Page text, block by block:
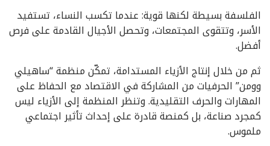
الفلسفة بسيطة لكنها قوية: عندما تكسب النساء، تستفيد
الأسر، وتتقوى المجتمعات، وتحصل الأجيال القادمة على فرص
أفضل.
ثم من خلال إنتاج الأزياء المستدامة، تمكّن منظمة “ساهيلي
وومن” الحرفيات من المشاركة في الاقتصاد مع الحفاظ على
المهارات والحرف التقليدية. وتنظر المنظمة إلى الأزياء ليس
كمجرد صناعة، بل كمنصة قادرة على إحداث تأثير اجتماعي
ملموس.